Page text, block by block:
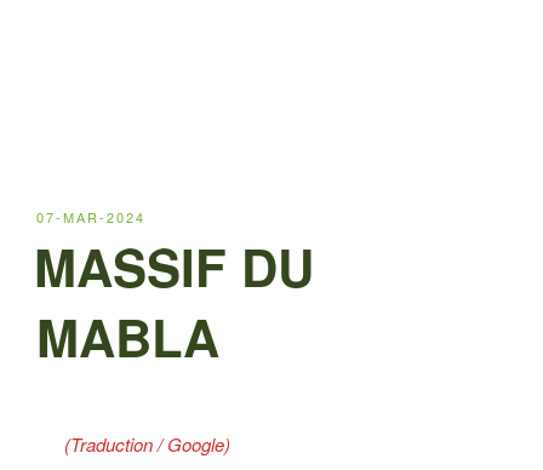
PUBLIÉ
07-MAR-2024
MASSIF DU
MABLA
(Traduction / Google)